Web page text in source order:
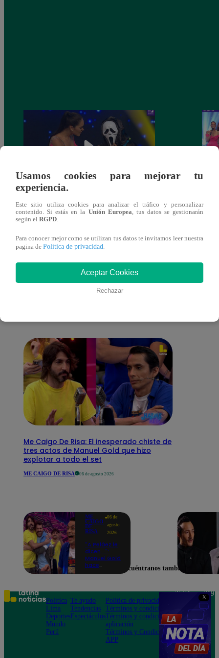
X
Yo Soy 30 de noviembre del 2018 –
Programa completo
Yo
gala
También te puede
Me Caigo De Risa: El inesperado chiste de
tres actos de Manuel Gold que hizo
explotar a todo el set
ME CAIGO DE RISA 06 de agosto 2026
ME
CAIGO
DE
RISA
06 de
agosto
2026
"A Peláez le
dicen...":
Manuel Gold
hace
de contar el
chiste
Usamos cookies para mejorar tu
experiencia.
Este sitio utiliza cookies para analizar el tráfico y personalizar
contenido. Si estás en la Unión Europea, tus datos se gestionarán
según el RGPD.
Para conocer mejor como se utilizan tus datos te invitamos leer nuestra
pagina de Política de privacidad.
Aceptar Cookies
Rechazar
Encuéntranos también en
Política
Lima
Deportes
Mundo
Perú
Te ayudo
Tendencias
Espectáculos
Política de privacidad
Términos y condiciones
Términos y condiciones
aplicación
Términos y Condiciones
APP
Teléfono: 219
Av. San
Felipe 968
Jesús María